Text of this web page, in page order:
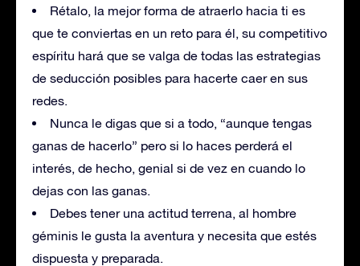
Rétalo, la mejor forma de atraerlo hacia ti es
que te conviertas en un reto para él, su competitivo
espíritu hará que se valga de todas las estrategias
de seducción posibles para hacerte caer en sus
redes.
Nunca le digas que si a todo, “aunque tengas
ganas de hacerlo” pero si lo haces perderá el
interés, de hecho, genial si de vez en cuando lo
dejas con las ganas.
Debes tener una actitud terrena, al hombre
géminis le gusta la aventura y necesita que estés
dispuesta y preparada.